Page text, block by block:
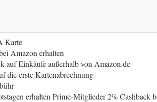
Karte
Amazon erhalten
auf Einkäufe außerhalb von Amazon.de
die erste Kartenabrechnung
erhalten Prime-Mitglieder 2% Cashback